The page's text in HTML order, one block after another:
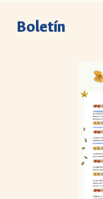
Boletín